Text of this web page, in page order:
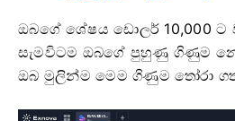
ඔබගේ ශේෂය ඩොලර් 10,000
සැමවිටම ඔබගේ පුහුණු ගිණුම
ඔබ මුලින්ම මෙම ගිණුම තෝරා